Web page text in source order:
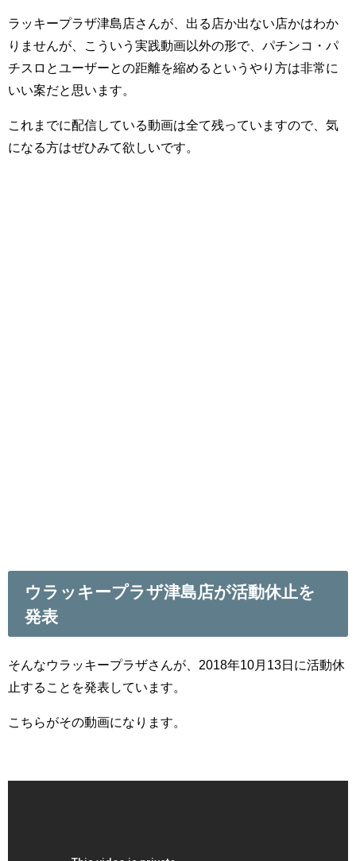
ラッキープラザ津島店さんが、出る店か出ない店かはわか
りませんが、こういう実践動画以外の形で、パチンコ・パ
チスロとユーザーとの距離を縮めるというやり方は非常に
いい案だと思います。
これまでに配信している動画は全て残っていますので、気
になる方はぜひみて欲しいです。
ウラッキープラザ津島店が活動休止を
発表
そんなウラッキープラザさんが、2018年10月13日に活動休
止することを発表しています。
こちらがその動画になります。